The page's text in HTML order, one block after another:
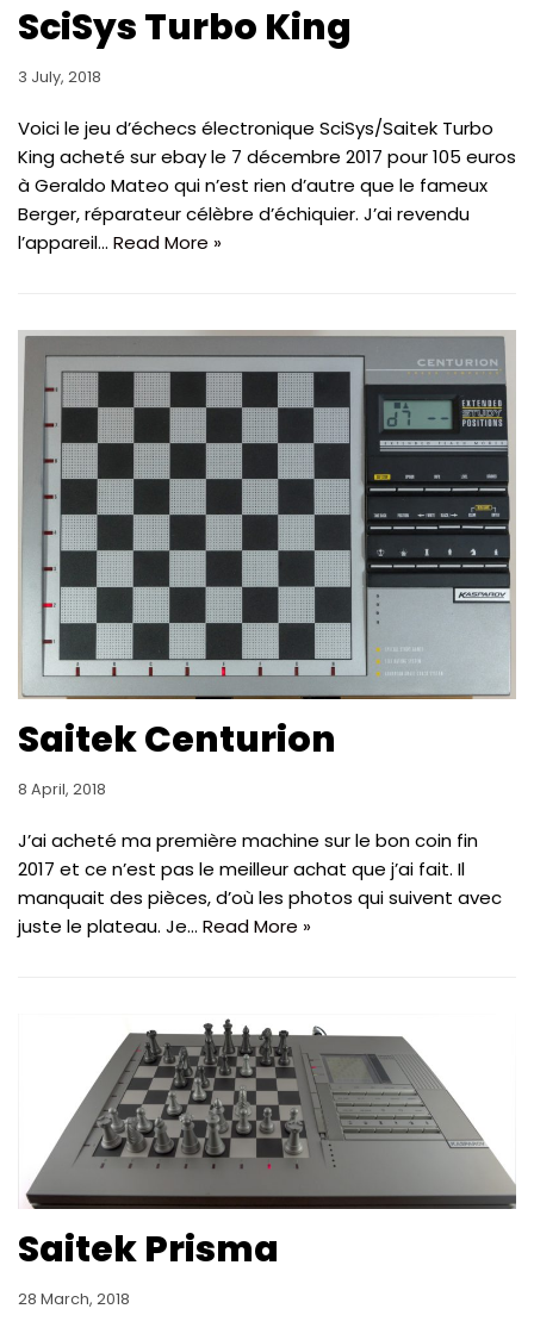
SciSys Turbo King
3 July, 2018
Voici le jeu d’échecs électronique SciSys/Saitek Turbo
King acheté sur ebay le 7 décembre 2017 pour 105 euros
à Geraldo Mateo qui n’est rien d’autre que le fameux
Berger, réparateur célèbre d’échiquier. J’ai revendu
l’appareil… Read More »
Saitek Centurion
8 April, 2018
J’ai acheté ma première machine sur le bon coin fin
2017 et ce n’est pas le meilleur achat que j’ai fait. Il
manquait des pièces, d’où les photos qui suivent avec
juste le plateau. Je… Read More »
Saitek Prisma
28 March, 2018